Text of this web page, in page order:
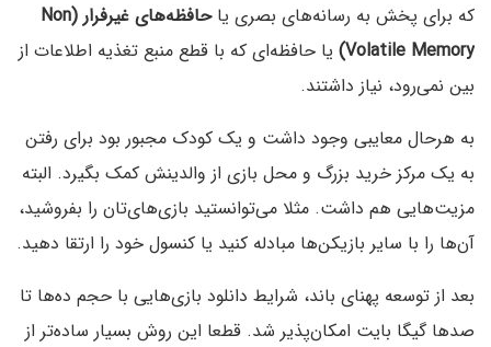
که برای پخش به رسانه‌های بصری یا
حافظه‌های غیرفرار (Non
Volatile Memory) یا حافظه‌ای که با قطع منبع تغذیه اطلاعات از
بین نمی‌رود، نیاز داشتند.
به هرحال معایبی وجود داشت و یک کودک مجبور بود برای رفتن
به یک مرکز خرید بزرگ و محل بازی از والدینش کمک بگیرد. البته
مزیت‌هایی هم داشت. مثلا می‌توانستید بازی‌های‌تان را بفروشید،
آن‌ها را با سایر بازیکن‌ها مبادله کنید یا کنسول خود را ارتقا دهید.
بعد از توسعه پهنای باند، شرایط دانلود بازی‌هایی با حجم ده‌ها تا
صدها گیگا بایت امکان‌پذیر شد. قطعا این روش بسیار ساده‌تر از